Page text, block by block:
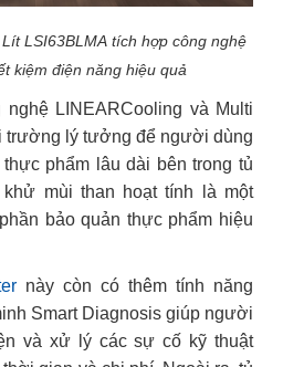
LSI63BLMA tích hợp công nghệ
kiệm điện năng hiệu quả
LINEARCooling và Multi
trường lý tưởng để người dùng
phẩm lâu dài bên trong tủ
mùi than hoạt tính là một
bảo quản thực phẩm hiệu
này còn có thêm tính năng
Smart Diagnosis giúp người
và xử lý các sự cố kỹ thuật